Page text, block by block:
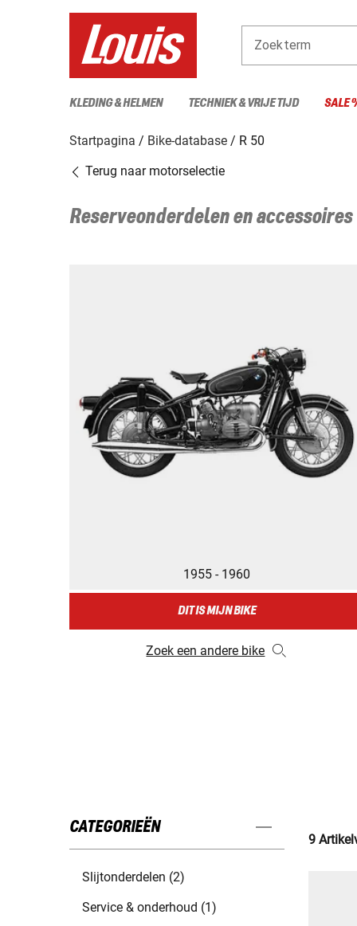
Zoekterm
KLEDING & HELMEN TECHNIEK & VRIJE TIJD SALE
Startpagina Bike-database
R 50
Terug naar motorselectie
Reserveonderdelen en
1955 - 1960
DIT IS MIJN BIKE
Zoek een andere bike
CATEGORIEËN
Slijtonderdelen (2)
Service & onderhoud (1)
9